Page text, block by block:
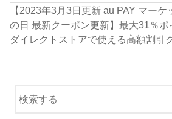
【2023年3月3日更新 au PAY マー
の日 最新クーポン更新】最大31％
ダイレクトストアで使える高額割引